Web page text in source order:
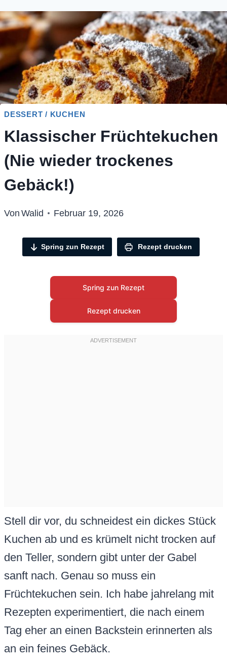
DESSERT / KUCHEN
Klassischer Früchtekuchen
(Nie wieder trockenes
Gebäck!)
Von Walid Februar 19, 2026
Spring zun Rezept Rezept drucken
Spring zun Rezept
Rezept drucken
Stell dir vor, du schneidest ein dickes Stück
Kuchen ab und es krümelt nicht trocken auf
den Teller, sondern gibt unter der Gabel
sanft nach. Genau so muss ein
Früchtekuchen sein. Ich habe jahrelang mit
Rezepten experimentiert, die nach einem
Tag eher an einen Backstein erinnerten als
an ein feines Gebäck.